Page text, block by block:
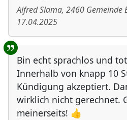
Alfred Slama, 2460 Gemeinde
17.04.2025
Bin echt sprachlos und
Innerhalb von knapp 10
Kündigung akzeptiert.
wirklich nicht gerechnet.
meinerseits! 👍